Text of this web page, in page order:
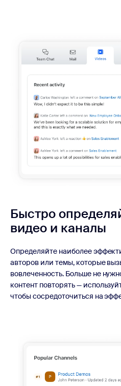
Быстро
видео и каналы
Определяйте наиболее
авторов или темы, которые
вовлеченность. Больше не
контент повторять —
чтобы сосредоточиться на